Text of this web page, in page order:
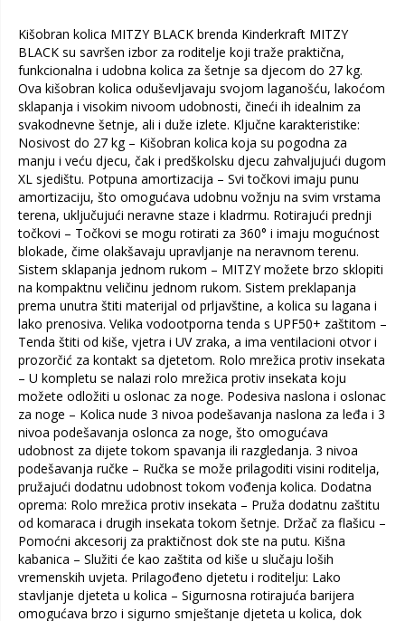
Kišobran kolica MITZY BLACK brenda Kinderkraft MITZY
BLACK su savršen izbor za roditelje koji traže praktična,
funkcionalna i udobna kolica za šetnje sa djecom do 27 kg.
Ova kišobran kolica oduševljavaju svojom laganošću, lakoćom
sklapanja i visokim nivoom udobnosti, čineći ih idealnim za
svakodnevne šetnje, ali i duže izlete. Ključne karakteristike:
Nosivost do 27 kg – Kišobran kolica koja su pogodna za
manju i veću djecu, čak i predškolsku djecu zahvaljujući dugom
XL sjedištu. Potpuna amortizacija – Svi točkovi imaju punu
amortizaciju, što omogućava udobnu vožnju na svim vrstama
terena, uključujući neravne staze i kladrmu. Rotirajući prednji
točkovi – Točkovi se mogu rotirati za 360° i imaju mogućnost
blokade, čime olakšavaju upravljanje na neravnom terenu.
Sistem sklapanja jednom rukom – MITZY možete brzo sklopiti
na kompaktnu veličinu jednom rukom. Sistem preklapanja
prema unutra štiti materijal od prljavštine, a kolica su lagana i
lako prenosiva. Velika vodootporna tenda s UPF50+ zaštitom –
Tenda štiti od kiše, vjetra i UV zraka, a ima ventilacioni otvor i
prozorčić za kontakt sa djetetom. Rolo mrežica protiv insekata
– U kompletu se nalazi rolo mrežica protiv insekata koju
možete odložiti u oslonac za noge. Podesiva naslona i oslonac
za noge – Kolica nude 3 nivoa podešavanja naslona za leđa i 3
nivoa podešavanja oslonca za noge, što omogućava
udobnost za dijete tokom spavanja ili razgledanja. 3 nivoa
podešavanja ručke – Ručka se može prilagoditi visini roditelja,
pružajući dodatnu udobnost tokom vođenja kolica. Dodatna
oprema: Rolo mrežica protiv insekata – Pruža dodatnu zaštitu
od komaraca i drugih insekata tokom šetnje. Držač za flašicu –
Pomoćni akcesorij za praktičnost dok ste na putu. Kišna
kabanica – Služiti će kao zaštita od kiše u slučaju loših
vremenskih uvjeta. Prilagođeno djetetu i roditelju: Lako
stavljanje djeteta u kolica – Sigurnosna rotirajuća barijera
omogućava brzo i sigurno smještanje djeteta u kolica, dok